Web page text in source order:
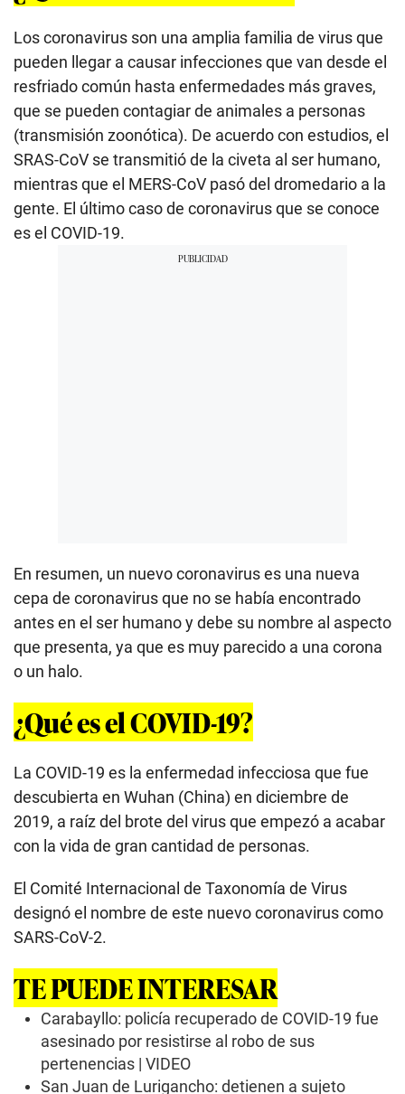
Los coronavirus son una amplia familia de virus que
pueden llegar a causar infecciones que van desde el
resfriado común hasta enfermedades más graves,
que se pueden contagiar de animales a personas
(transmisión zoonótica). De acuerdo con estudios, el
SRAS-CoV se transmitió de la civeta al ser humano,
mientras que el MERS-CoV pasó del dromedario a la
gente. El último caso de coronavirus que se conoce
es el COVID-19.
En resumen, un nuevo coronavirus es una nueva
cepa de coronavirus que no se había encontrado
antes en el ser humano y debe su nombre al aspecto
que presenta, ya que es muy parecido a una corona
o un halo.
¿Qué es el COVID-19?
La COVID-19 es la enfermedad infecciosa que fue
descubierta en Wuhan (China) en diciembre de
2019, a raíz del brote del virus que empezó a acabar
con la vida de gran cantidad de personas.
El Comité Internacional de Taxonomía de Virus
designó el nombre de este nuevo coronavirus como
SARS-CoV-2.
TE PUEDE INTERESAR
Carabayllo: policía recuperado de COVID-19 fue
asesinado por resistirse al robo de sus
pertenencias | VIDEO
San Juan de Lurigancho: detienen a sujeto